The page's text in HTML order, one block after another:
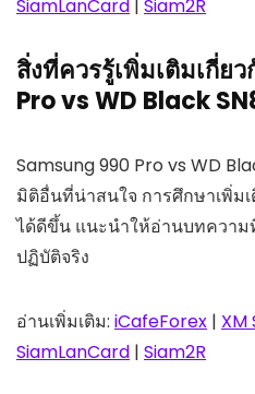
SiamLanCard | Siam2R
สิ่งที่ควรรู้เพิ่มเติมเกี่ย
Pro vs WD Black
Samsung 990 Pro vs WD
มิติอื่นที่น่าสนใจ การศึกษาเพิ่ม
ได้ดีขึ้น แนะนำให้อ่านบทความ
ปฏิบัติจริง
อ่านเพิ่มเติม: iCafeForex | XM
SiamLanCard | Siam2R